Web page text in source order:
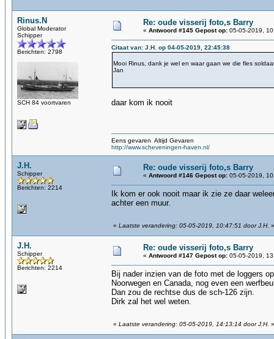
Rinus.N
Global Moderator
Schipper
Berichten: 2798
SCH 84 voortvaren
Re: oude visserij foto,s Barry
« Antwoord #145 Gepost op: 05-05-2019,
Citaat van: J.H. op 04-05-2019, 22:45:38
Mooi Rinus, dank je wel en waar gaan we die fles
Jan
daar kom ik nooit
Eens gevaren Altijd Gevaren
http://www.scheveningen-haven.nl/
J.H.
Schipper
Berichten: 2214
Re: oude visserij foto,s Barry
« Antwoord #146 Gepost op: 05-05-2019,
Ik kom er ook nooit maar ik zie ze daar
achter een muur.
« Laatste verandering: 05-05-2019, 10:47:51 door J.H. »
J.H.
Schipper
Berichten: 2214
Re: oude visserij foto,s Barry
« Antwoord #147 Gepost op: 05-05-2019,
Bij nader inzien van de foto met de loggers
Noorwegen en Canada, nog even een
Dan zou de rechtse dus de sch-126 zijn.
Dirk zal het wel weten.
« Laatste verandering: 05-05-2019, 14:13:14 door J.H. »